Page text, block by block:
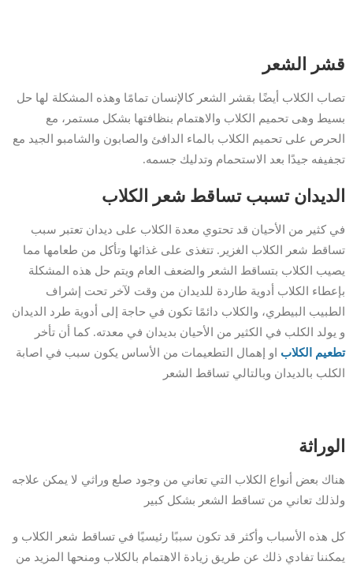
قشر الشعر
تصاب الكلاب أيضًا بقشر الشعر كالإنسان تمامًا وهذه المشكلة لها حل
بسيط وهى تحميم الكلاب والاهتمام بنظافتها بشكل مستمر، مع
الحرص على تحميم الكلاب بالماء الدافئ والصابون والشامبو الجيد مع
تجفيفه جيدًا بعد الاستحمام وتدليك جسمه.
الديدان تسبب تساقط شعر الكلاب
في كثير من الأحيان قد تحتوي معدة الكلاب على ديدان تعتبر سبب
تساقط شعر الكلاب الغزير. تتغذى على غذائها وتأكل من طعامها مما
يصيب الكلاب بتساقط الشعر والضعف العام ويتم حل هذه المشكلة
بإعطاء الكلاب أدوية طاردة للديدان من وقت لآخر تحت إشراف
الطبيب البيطري، والكلاب دائمًا تكون في حاجة إلى أدوية طرد الديدان
و يولد الكلب في الكثير من الأحيان بديدان في معدته. كما أن تأخر
تطعيم الكلاب او إهمال التطعيمات من الأساس يكون سبب في اصابة
الكلب بالديدان وبالتالي تساقط الشعر
الوراثة
هناك بعض أنواع الكلاب التي تعاني من وجود صلع وراثي لا يمكن علاجه
ولذلك تعاني من تساقط الشعر بشكل كبير
كل هذه الأسباب وأكثر قد تكون سببًا رئيسيًا في تساقط شعر الكلاب و
يمكننا تفادي ذلك عن طريق زيادة الاهتمام بالكلاب ومنحها المزيد من